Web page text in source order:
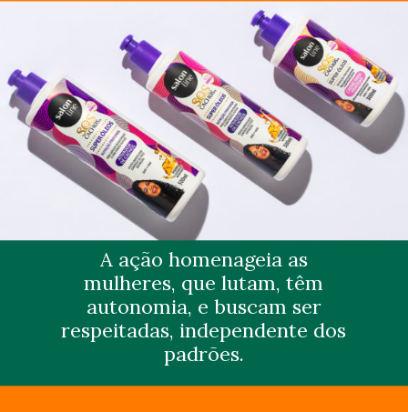
A ação homenageia as
mulheres, que lutam, têm
autonomia, e buscam ser
respeitadas, independente dos
padrões.